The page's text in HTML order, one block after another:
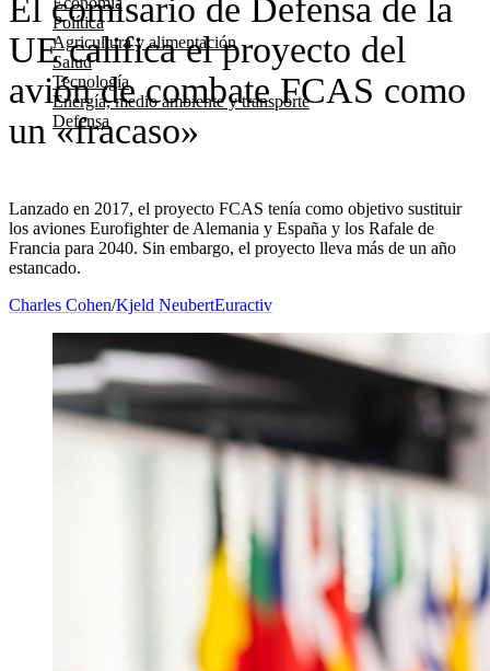
Política
Agricultura y alimentación
Salud
Tecnología
Energía, medio ambiente y transporte
Defensa
El comisario de Defensa de la
UE califica el proyecto del
avión de combate FCAS como
un «fracaso»
Lanzado en 2017, el proyecto FCAS tenía como objetivo sustituir
los aviones Eurofighter de Alemania y España y los Rafale de
Francia para 2040. Sin embargo, el proyecto lleva más de un año
estancado.
Charles Cohen/Kjeld NeubertEuractiv